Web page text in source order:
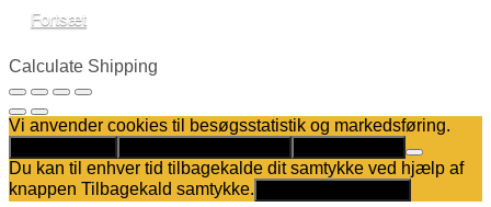
Fortsæt
Calculate Shipping
Vi anvender cookies til besøgsstatistik og markedsføring.
Du kan til enhver tid tilbagekalde dit samtykke ved hjælp af
knappen Tilbagekald samtykke.